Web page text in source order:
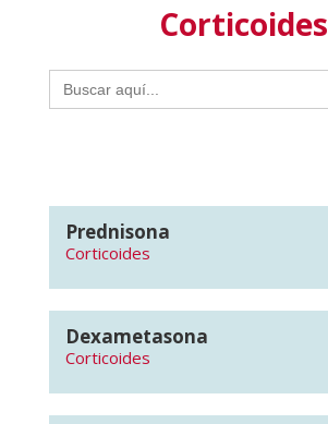
Corticoides
Buscar:
Prednisona
Corticoides
Dexametasona
Corticoides